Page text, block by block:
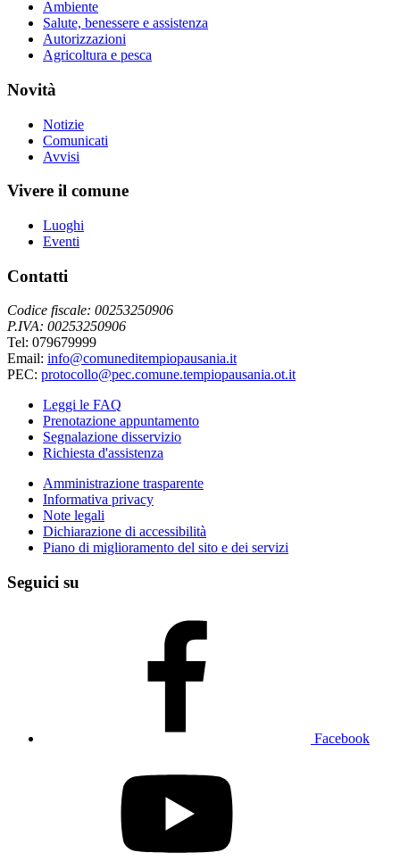
Ambiente
Salute, benessere e assistenza
Autorizzazioni
Agricoltura e pesca
Novità
Notizie
Comunicati
Avvisi
Vivere il comune
Luoghi
Eventi
Contatti
Codice fiscale: 00253250906
P.IVA: 00253250906
Tel: 079679999
Email: info@comuneditempiopausania.it
PEC: protocollo@pec.comune.tempiopausania.ot.it
Leggi le FAQ
Prenotazione appuntamento
Segnalazione disservizio
Richiesta d'assistenza
Amministrazione trasparente
Informativa privacy
Note legali
Dichiarazione di accessibilità
Piano di miglioramento del sito e dei servizi
Seguici su
Facebook